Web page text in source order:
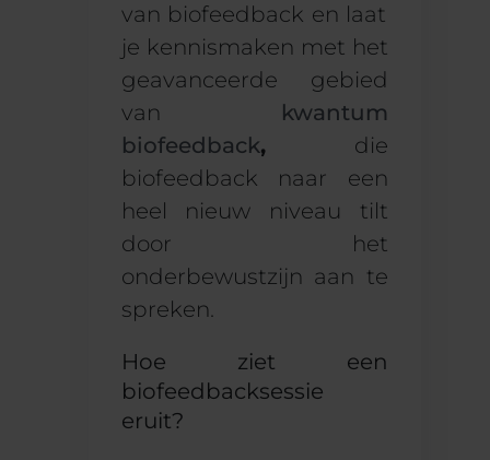
van biofeedback en laat
je kennismaken met het
geavanceerde gebied
van kwantum
biofeedback,die
biofeedback naar een
heel nieuw niveau tilt
door het
onderbewustzijn aan te
spreken.
Hoe ziet een
biofeedbacksessie
eruit?